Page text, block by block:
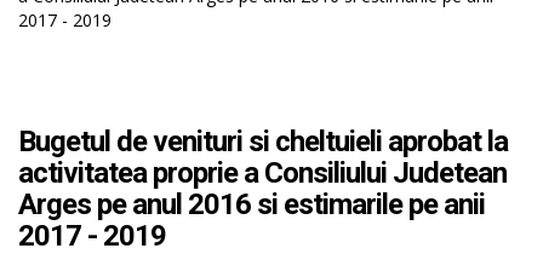
2017 - 2019
Bugetul de venituri si cheltuieli aprobat la
activitatea proprie a Consiliului Judetean
Arges pe anul 2016 si estimarile pe anii
2017 - 2019